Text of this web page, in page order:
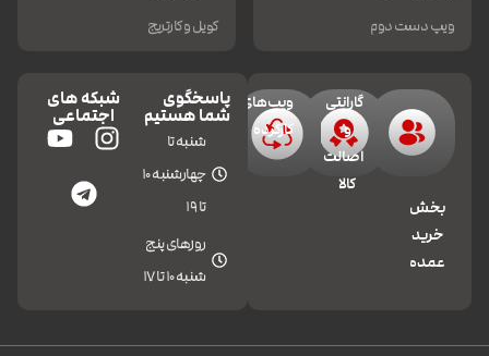
ویپ دست دوم
کویل و کارتریج
بخش
خرید
عمده
گارانتی
و
اصالت
کالا
ویپ‌های
کارکرده
پاسخگوی
شما هستیم
شنبه تا
چهارشنبه 10
تا 19
روزهای پنج
شنبه 10 تا 17
شبکه های
اجتماعی